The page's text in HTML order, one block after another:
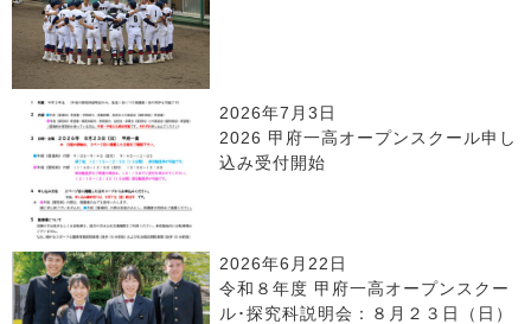
2026年7月3日
2026 甲府一高オープンスクール申し
込み受付開始
2026年6月22日
令和８年度 甲府一高オープンスクー
ル･探究科説明会：８月２３日（日）